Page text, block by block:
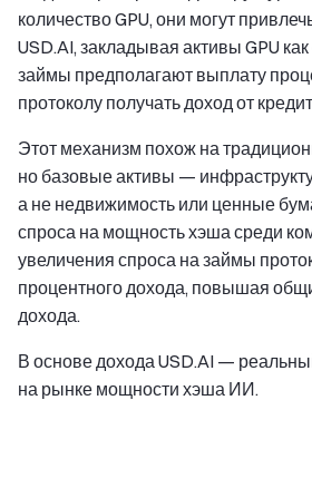
количество GPU, они могут
USD.AI, закладывая активы GPU
займы предполагают выплату
протоколу получать доход от
Этот механизм похож на
но базовые активы —
а не недвижимость или ценные
спроса на мощность хэша среди
увеличения спроса на займы
процентного дохода, повышая
дохода.
В основе дохода USD.AI —
на рынке мощности хэша ИИ.